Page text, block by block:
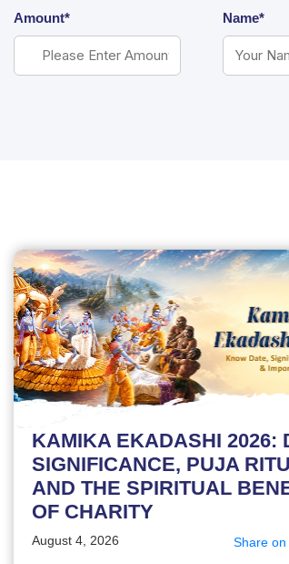
Amount* Name*
KAMIKA EKADASHI 2026:
SIGNIFICANCE, PUJA
AND THE SPIRITUAL
OF CHARITY
August 4, 2026 Share on